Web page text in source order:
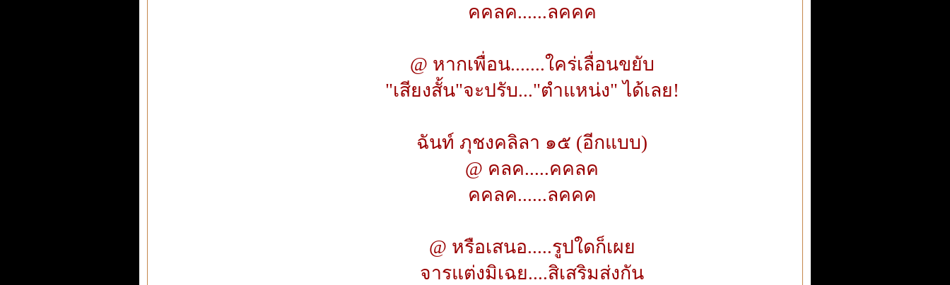
คคลค......ลคคค
@ หากเพื่อน.......ใคร่เลื่อนขยับ
"เสียงสั้น"จะปรับ..."ตำแหน่ง" ได้เลย!
ฉันท์ ภุชงคลิลา ๑๕ (อีกแบบ)
@ คลค.....คคลค
คคลค......ลคคค
@ หรือเสนอ.....รูปใดก็เผย
จารแต่งมิเฉย....สิเสริมส่งกัน